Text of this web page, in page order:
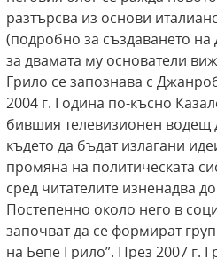
разтърсва из основи
(подробно за създаването на
за двамата му основатели
Грило се запознава с
2004 г. Година по-късно
бившия телевизионен водещ
където да бъдат излагани
промяна на политическата
сред читателите изненадва
Постепенно около него в
започват да се формират
на Бепе Грило”. През 2007 г.